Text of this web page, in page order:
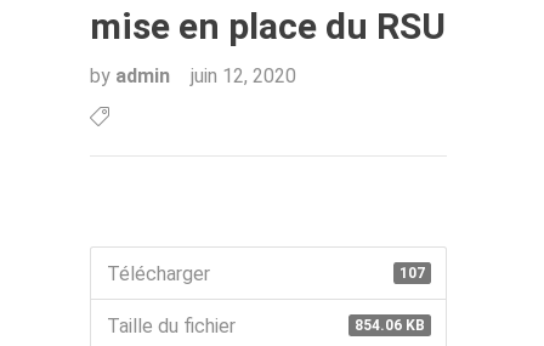
mise en place du RSU
by admin juin 12, 2020
Télécharger 107
Taille du fichier 854.06 KB